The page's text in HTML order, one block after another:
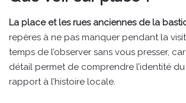
La place et les rues anciennes de la
repères à ne pas manquer pendant la
temps de l’observer sans vous presser,
détail permet de comprendre l’identité
rapport à l’histoire locale.